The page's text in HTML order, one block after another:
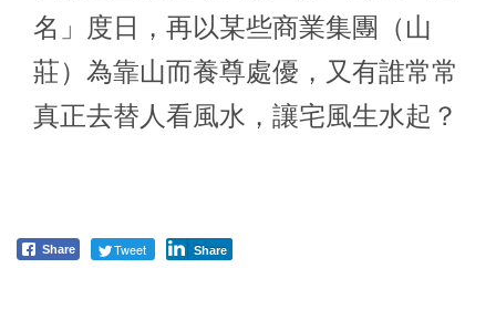
名」度日，再以某些商業集團（山
莊）為靠山而養尊處優，又有誰常常
真正去替人看風水，讓宅風生水起？
Share Tweet Share